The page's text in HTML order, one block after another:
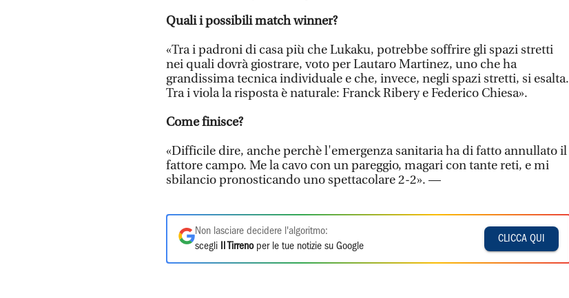
Quali i possibili match winner?
«Tra i padroni di casa più che Lukaku, potrebbe soffrire gli spazi stretti
nei quali dovrà giostrare, voto per Lautaro Martinez, uno che ha
grandissima tecnica individuale e che, invece, negli spazi stretti, si esalta.
Tra i viola la risposta è naturale: Franck Ribery e Federico Chiesa».
Come finisce?
«Difficile dire, anche perchè l'emergenza sanitaria ha di fatto annullato il
fattore campo. Me la cavo con un pareggio, magari con tante reti, e mi
sbilancio pronosticando uno spettacolare 2-2». —
Non lasciare decidere l'algoritmo:
scegli
Il Tirrenoper le tue notizie su Google
CLICCA QUI